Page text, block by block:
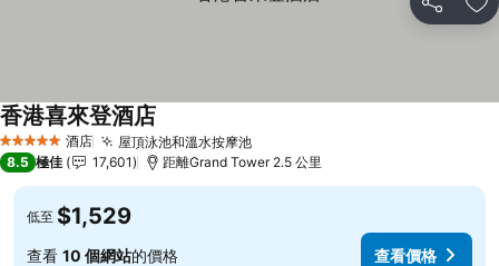
分享 放
5 星級 酒店 屋頂泳池和溫水按摩池
香港喜來登酒店
8.5 極佳 17,601 距離Grand Tower 2.5 公里
低至 $1,529
查看 10 個網站的價格 查看價格